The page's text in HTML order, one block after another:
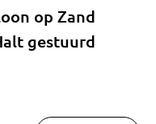
op Zand
gestuurd